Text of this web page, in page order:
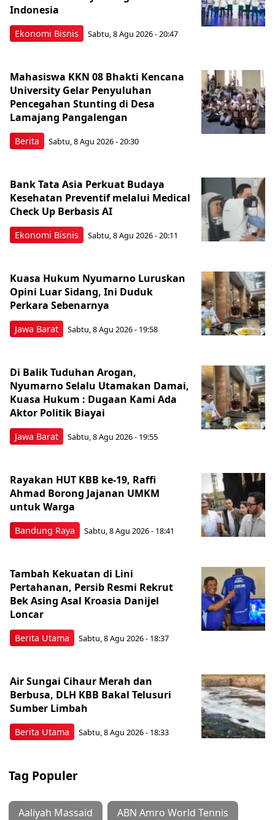
Ekonomi Bisnis
Indonesia
Sabtu, 8 Agu 2026 - 20:47
Berita
Mahasiswa KKN 08 Bhakti Kencana
University Gelar Penyuluhan
Pencegahan Stunting di Desa
Lamajang Pangalengan
Sabtu, 8 Agu 2026 - 20:30
Ekonomi Bisnis
Bank Tata Asia Perkuat Budaya
Kesehatan Preventif melalui Medical
Check Up Berbasis AI
Sabtu, 8 Agu 2026 - 20:11
Jawa Barat
Kuasa Hukum Nyumarno Luruskan
Opini Luar Sidang, Ini Duduk
Perkara Sebenarnya ​
Sabtu, 8 Agu 2026 - 19:58
Jawa Barat
Di Balik Tuduhan Arogan,
Nyumarno Selalu Utamakan Damai,
Kuasa Hukum : Dugaan Kami Ada
Aktor Politik Biayai
Sabtu, 8 Agu 2026 - 19:55
Bandung Raya
Rayakan HUT KBB ke-19, Raffi
Ahmad Borong Jajanan UMKM
untuk Warga
Sabtu, 8 Agu 2026 - 18:41
Berita Utama
Tambah Kekuatan di Lini
Pertahanan, Persib Resmi Rekrut
Bek Asing Asal Kroasia Danijel
Loncar
Sabtu, 8 Agu 2026 - 18:37
Berita Utama
Air Sungai Cihaur Merah dan
Berbusa, DLH KBB Bakal Telusuri
Sumber Limbah
Sabtu, 8 Agu 2026 - 18:33
Tag Populer
Aaliyah Massaid ABN Amro World Tennis